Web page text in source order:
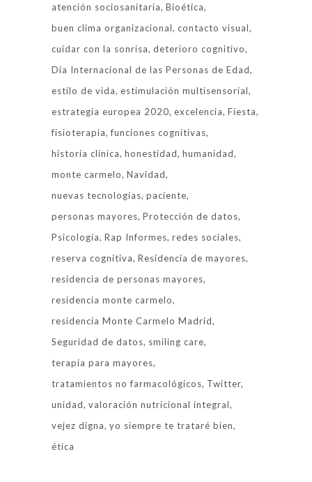
atención sociosanitaria Bioética
buen clima organizacional contacto visual
cuidar con la sonrisa deterioro cognitivo
Día Internacional de las Personas de Edad
estilo de vida estimulación multisensorial
estrategia europea 2020 excelencia Fiesta
fisioterapia funciones cognitivas
historia clínica honestidad humanidad
monte carmelo Navidad
nuevas tecnologías paciente
personas mayores Protección de datos
Psicología Rap Informes redes sociales
reserva cognitiva Residencia de mayores
residencia de personas mayores
residencia monte carmelo
residencia Monte Carmelo Madrid
Seguridad de datos smiling care
terapia para mayores
tratamientos no farmacológicos Twitter
unidad valoración nutricional integral
vejez digna yo siempre te trataré bien
ética